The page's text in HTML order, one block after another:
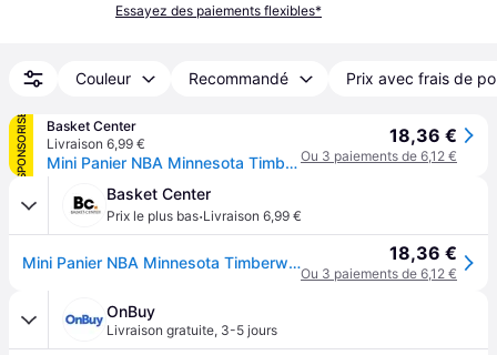
Essayez des paiements flexibles*
Couleur Recommandé Prix avec frais de
SPONSORISÉ
Basket Center
Livraison 6,99 €
Mini Panier NBA Minnesota Timberwolves - Bleu
18,36 €
Ou 3 paiements de 6,12 €
Basket Center
Prix le plus bas·Livraison 6,99 €
Mini Panier NBA Minnesota Timberwolves - Bleu 18,36 €
Ou 3 paiements de 6,12 €
OnBuy
Livraison gratuite, 3-5 jours